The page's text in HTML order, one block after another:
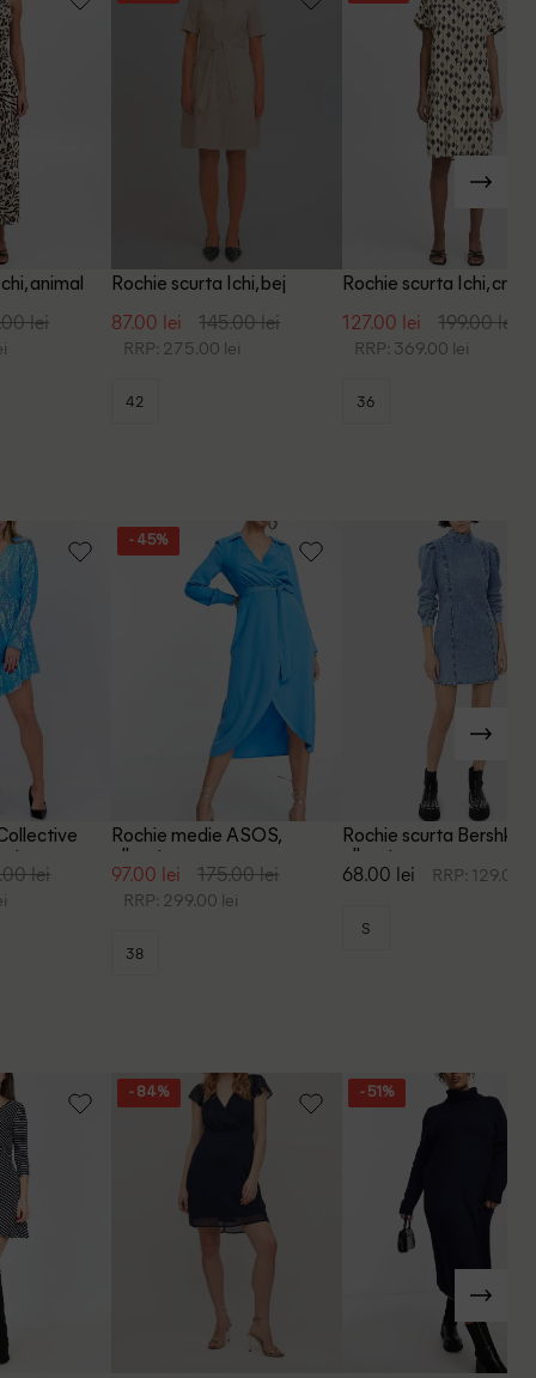
animal
lei
Rochie scurta Ichi, bej
87.00 lei 145.00 lei
RRP: 275.00 lei
42
Rochie scurta Ichi, crem
127.00 lei 199.00 lei
RRP: 369.00 lei
36
lei
- 45%
Rochie medie ASOS,
albastru
97.00 lei 175.00 lei
RRP: 299.00 lei
38
Rochie scurta Bershka,
albastru
68.00 lei RRP: 129.00
S
- 84% - 51%